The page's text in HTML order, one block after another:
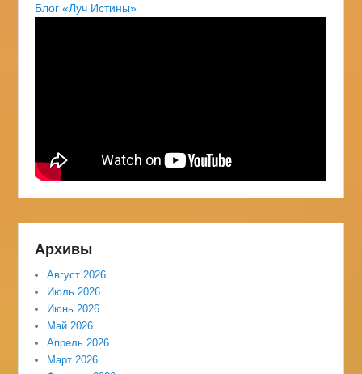
Блог «Луч Истины»
Архивы
Август 2026
Июль 2026
Июнь 2026
Май 2026
Апрель 2026
Март 2026